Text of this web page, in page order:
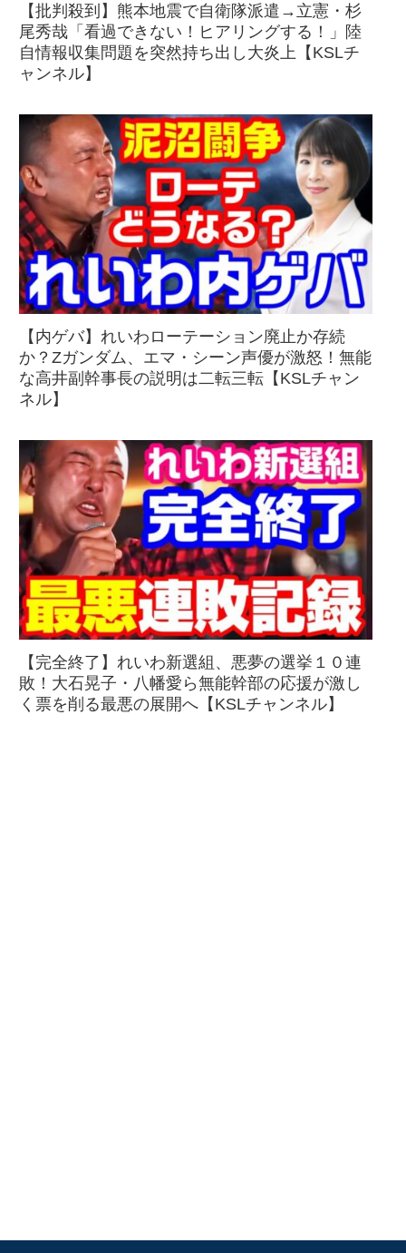
【批判殺到】熊本地震で自衛隊派遣→立憲・杉
尾秀哉「看過できない！ヒアリングする！」陸
自情報収集問題を突然持ち出し大炎上【KSLチ
ャンネル】
【内ゲバ】れいわローテーション廃止か存続
か？Zガンダム、エマ・シーン声優が激怒！無能
な高井副幹事長の説明は二転三転【KSLチャン
ネル】
【完全終了】れいわ新選組、悪夢の選挙１０連
敗！大石晃子・八幡愛ら無能幹部の応援が激し
く票を削る最悪の展開へ【KSLチャンネル】